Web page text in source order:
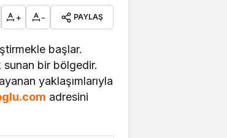
+ - PAYLAŞ
başlar.
bir bölgedir.
yaklaşımlarıyla
adresini